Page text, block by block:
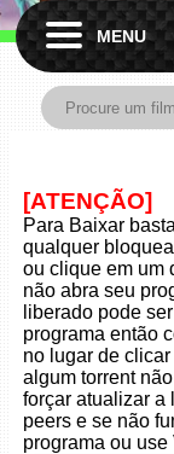
MENU
[ATENÇÃO]
Para Baixar
qualquer
ou clique em um
não abra seu
liberado pode
programa então
no lugar de
algum torrent
forçar atualizar a
peers e se não
programa ou use